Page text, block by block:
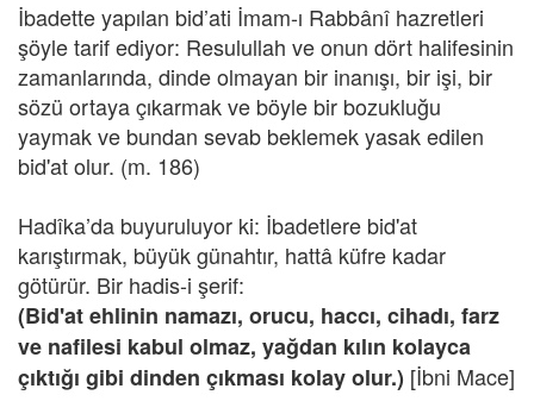
İbadette yapılan bid’ati İmam-ı Rabbânî hazretleri
şöyle tarif ediyor: Resulullah ve onun dört halifesinin
zamanlarında, dinde olmayan bir inanışı, bir işi, bir
sözü ortaya çıkarmak ve böyle bir bozukluğu
yaymak ve bundan sevab beklemek yasak edilen
bid'at olur. (m. 186)
Hadîka’da buyuruluyor ki: İbadetlere bid'at
karıştırmak, büyük günahtır, hattâ küfre kadar
götürür. Bir hadis-i şerif:
(Bid'at ehlinin namazı, orucu, haccı, cihadı, farz
ve nafilesi kabul olmaz, yağdan kılın kolayca
çıktığı gibi dinden çıkması kolay olur.) [İbni Mace]